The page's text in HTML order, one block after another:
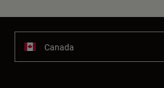
Canada